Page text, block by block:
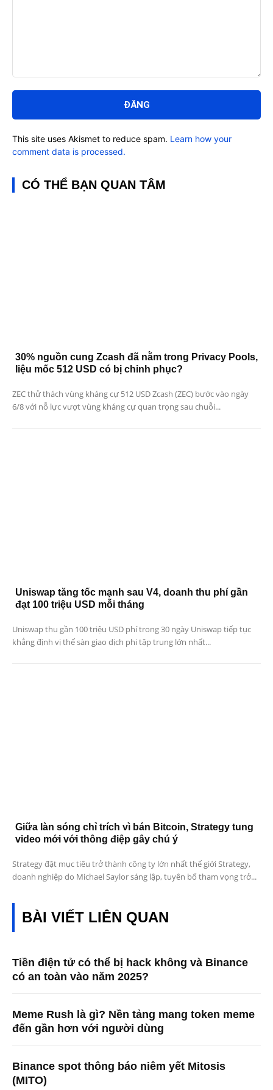
luận:
This site uses Akismet to reduce spam. Learn how your
comment data is processed.
CÓ THỂ BẠN QUAN TÂM
30% nguồn cung Zcash đã nằm trong Privacy Pools,
liệu mốc 512 USD có bị chinh phục?
ZEC thử thách vùng kháng cự 512 USD Zcash (ZEC) bước vào ngày
6/8 với nỗ lực vượt vùng kháng cự quan trọng sau chuỗi...
Uniswap tăng tốc mạnh sau V4, doanh thu phí gần
đạt 100 triệu USD mỗi tháng
Uniswap thu gần 100 triệu USD phí trong 30 ngày Uniswap tiếp tục
khẳng định vị thế sàn giao dịch phi tập trung lớn nhất...
Giữa làn sóng chỉ trích vì bán Bitcoin, Strategy tung
video mới với thông điệp gây chú ý
Strategy đặt mục tiêu trở thành công ty lớn nhất thế giới Strategy,
doanh nghiệp do Michael Saylor sáng lập, tuyên bố tham vọng trở...
BÀI VIẾT LIÊN QUAN
Tiền điện tử có thể bị hack không và Binance
có an toàn vào năm 2025?
Meme Rush là gì? Nền tảng mang token meme
đến gần hơn với người dùng
Binance spot thông báo niêm yết Mitosis
(MITO)